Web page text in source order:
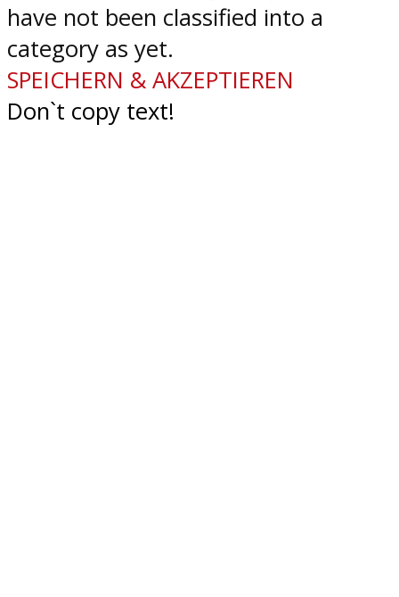
have not been classified into a
category as yet.
SPEICHERN & AKZEPTIEREN
Don`t copy text!